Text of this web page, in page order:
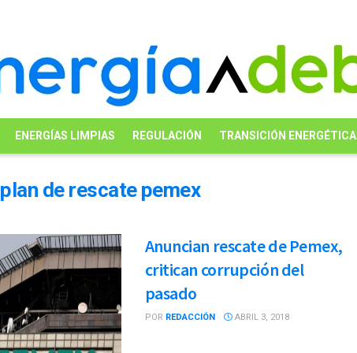
ENERGÍAS LIMPIAS REGULACIÓN TRANSICIÓN ENERGÉTICA
plan de rescate pemex
Anuncian rescate de Pemex,
critican corrupción del
pasado
POR REDACCIÓN ABRIL 3, 2018